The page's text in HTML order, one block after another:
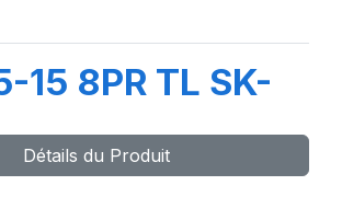
15 8PR TL SK-
Détails du Produit